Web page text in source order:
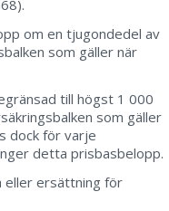
om en tjugondedel av
som gäller när
till högst 1 000
som gäller
dock för varje
detta prisbasbelopp.
eller ersättning för